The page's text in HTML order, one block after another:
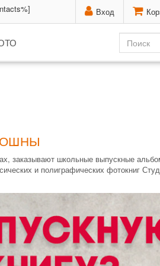
Вход
заказывают школьные выпускные
и полиграфических фотокниг